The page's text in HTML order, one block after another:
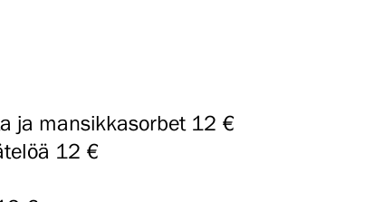
ja mansikkasorbet 12 €
12 €